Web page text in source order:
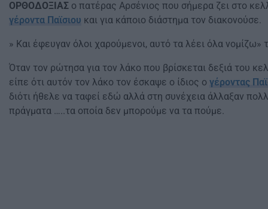
ΟΡΘΟΔΟΞΙΑΣ ο πατέρας Αρσένιος που σήμερα ζει στο
γέροντα Παϊσιου και για κάποιο διάστημα τον διακονούσε.
» Και έφευγαν όλοι χαρούμενοι, αυτό τα λέει όλα νομίζω»
Όταν τον ρώτησα για τον λάκο που βρίσκεται δεξιά του
είπε ότι αυτόν τον λάκο τον έσκαψε ο ίδιος ο γέροντας
διότι ήθελε να ταφεί εδώ αλλά στη συνέχεια άλλαξαν
πράγματα …..τα οποία δεν μπορούμε να τα πούμε.